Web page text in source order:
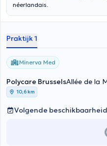
néerlandais.
Praktijk 1
Minerva Med
Polycare BrusselsAllée de la
10,6 km
Volgende beschikbaarheid